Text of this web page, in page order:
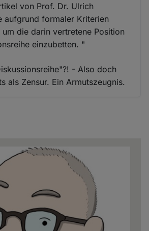
von Prof. Dr. Ulrich
aufgrund formaler Kriterien
die darin vertretene Position
einzubetten. "
- Also doch
als Zensur. Ein Armutszeugnis.